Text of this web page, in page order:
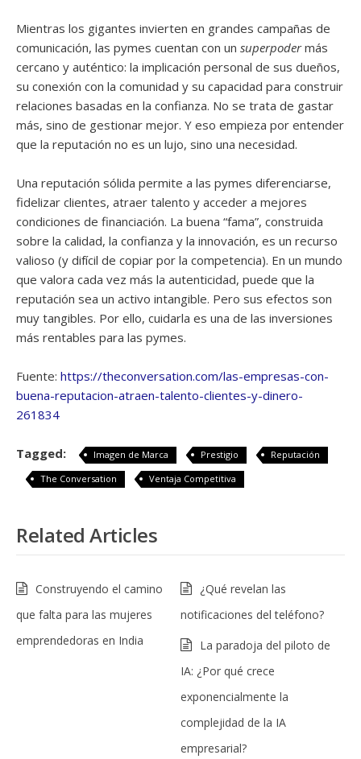
Mientras los gigantes invierten en grandes campañas de
comunicación, las pymes cuentan con un superpodermás
cercano y auténtico: la implicación personal de sus dueños,
su conexión con la comunidad y su capacidad para construir
relaciones basadas en la confianza. No se trata de gastar
más, sino de gestionar mejor. Y eso empieza por entender
que la reputación no es un lujo, sino una necesidad.
Una reputación sólida permite a las pymes diferenciarse,
fidelizar clientes, atraer talento y acceder a mejores
condiciones de financiación. La buena “fama”, construida
sobre la calidad, la confianza y la innovación, es un recurso
valioso (y difícil de copiar por la competencia). En un mundo
que valora cada vez más la autenticidad, puede que la
reputación sea un activo intangible. Pero sus efectos son
muy tangibles. Por ello, cuidarla es una de las inversiones
más rentables para las pymes.
Fuente: https://theconversation.com/las-empresas-con-
buena-reputacion-atraen-talento-clientes-y-dinero-
261834
Tagged: Imagen de Marca Prestigio
Reputación
The Conversation
Ventaja Competitiva
Related Articles
Construyendo el camino
que falta para las mujeres
emprendedoras en India
¿Qué revelan las
notificaciones del teléfono?
La paradoja del piloto de
IA: ¿Por qué crece
exponencialmente la
complejidad de la IA
empresarial?